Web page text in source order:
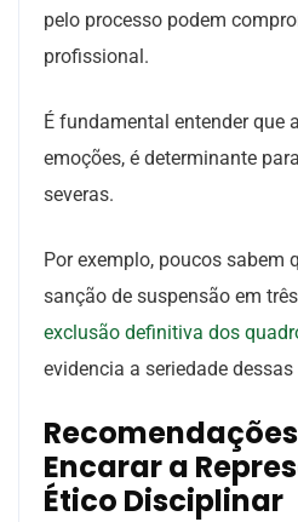
pelo processo podem
profissional.
É fundamental entender que
emoções, é determinante
severas.
Por exemplo, poucos sabem
sanção de suspensão em
exclusão definitiva dos
evidencia a seriedade dessas
Encarar a
Ético Disciplinar